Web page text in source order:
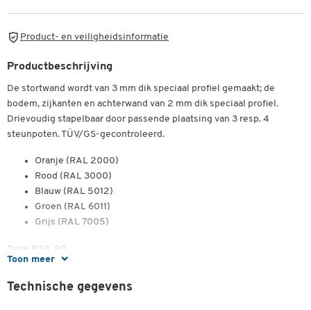
Product- en veiligheidsinformatie
Toon meer
Productbeschrijving
De stortwand wordt van 3 mm dik speciaal profiel gemaakt; de
bodem, zijkanten en achterwand van 2 mm dik speciaal profiel.
Drievoudig stapelbaar door passende plaatsing van 3 resp. 4
steunpoten. TÜV/GS-gecontroleerd.
Oranje (RAL 2000)
Rood (RAL 3000)
Blauw (RAL 5012)
Groen (RAL 6011)
Grijs (RAL 7005)
Type BSK 90
Draagvermogen: 2000 kg
Technische gegevens